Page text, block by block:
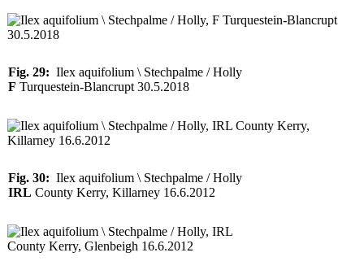
Fig. 29: Ilex aquifolium \ Stechpalme / Holly
F Turquestein-Blancrupt 30.5.2018
Fig. 30: Ilex aquifolium \ Stechpalme / Holly
IRL County Kerry, Killarney 16.6.2012